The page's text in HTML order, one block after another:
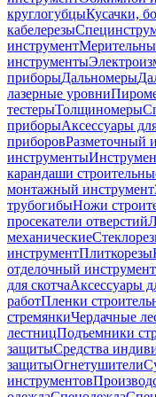
круглогубцыКусачки,
кабелерезы
инструмент
инструменты
приборыДальномеры
лазерные уровни
тестерыТолщиномеры
приборыАксессуары
приборовРазметочный
инструменты
карандаши
монтажный инструмент
трубогибыНожи
просекатели отверстий
механические
инструментПлиткорезы
отделочный инструмент
для скотчаАксессуары
работПленки
стремянкиЧердачные
лестницПодъемники
защитыСредства
защитыОгнетушители
инструментов